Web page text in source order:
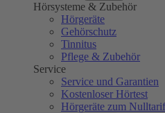
Hörsysteme & Zubehör
Hörgeräte
Gehörschutz
Tinnitus
Pflege & Zubehör
Service
Service und Garantien
Kostenloser Hörtest
Hörgeräte zum Nulltarif